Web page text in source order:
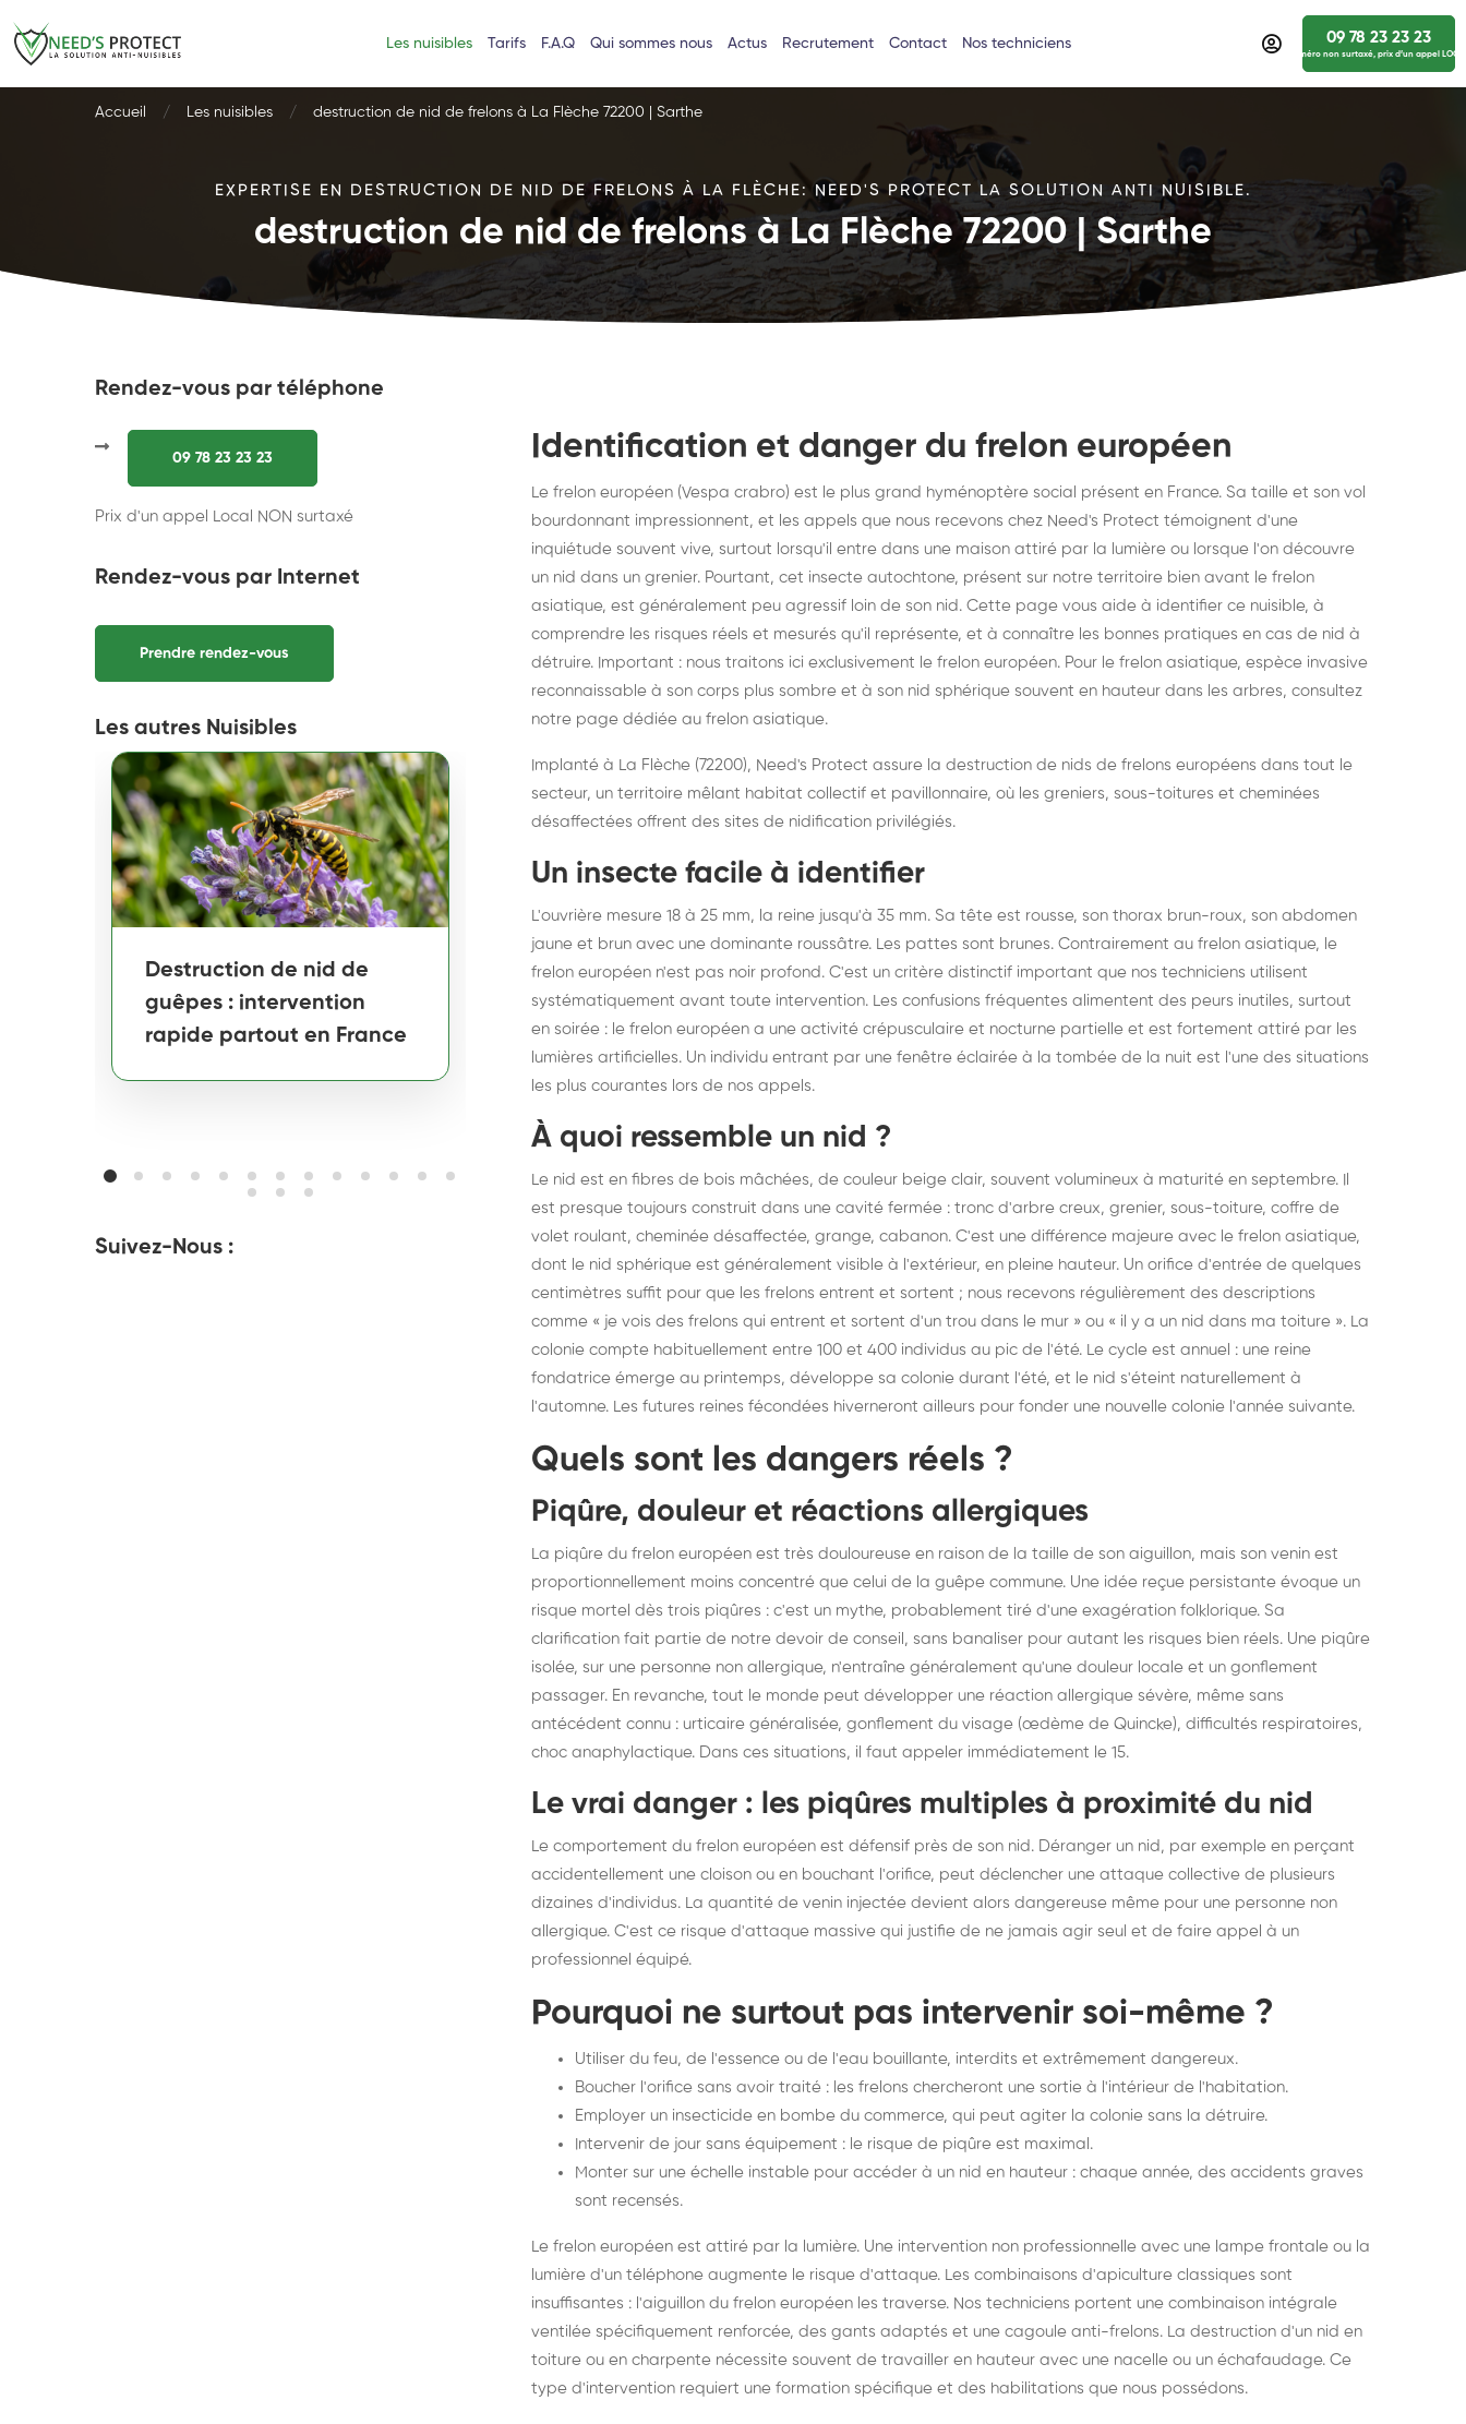
Les nuisibles Tarifs F.A.Q Qui sommes nous Actus Recrutement Contact Nos techniciens 09 78 23 23 23
numéro non surtaxé, prix d’un appel
Accueil Les nuisibles destruction de nid de frelons à La Flèche 72200 | Sarthe
EXPERTISE EN DESTRUCTION DE NID DE FRELONS À LA FLÈCHE: NEED'S PROTECT LA SOLUTION ANTI NUISIBLE.
destruction de nid de frelons à La Flèche 72200 | Sarthe
Rendez-vous par téléphone
09 78 23 23 23
Prix d'un appel Local NON surtaxé
Rendez-vous par Internet
Prendre rendez-vous
Les autres Nuisibles
Destruction de nid de
guêpes : intervention
rapide partout en France
Destruction de nid de
frelons : intervention
rapide partout en France
Destruction de nid de
frelons asiatiques :
intervention partout en
France
Suivez-Nous :
Identification et danger du frelon européen
Le frelon européen (Vespa crabro) est le plus grand hyménoptère social présent en France. Sa taille et son vol
bourdonnant impressionnent, et les appels que nous recevons chez Need's Protect témoignent d'une
inquiétude souvent vive, surtout lorsqu'il entre dans une maison attiré par la lumière ou lorsque l'on découvre
un nid dans un grenier. Pourtant, cet insecte autochtone, présent sur notre territoire bien avant le frelon
asiatique, est généralement peu agressif loin de son nid. Cette page vous aide à identifier ce nuisible, à
comprendre les risques réels et mesurés qu'il représente, et à connaître les bonnes pratiques en cas de nid à
détruire. Important : nous traitons ici exclusivement le frelon européen. Pour le frelon asiatique, espèce invasive
reconnaissable à son corps plus sombre et à son nid sphérique souvent en hauteur dans les arbres, consultez
notre page dédiée au frelon asiatique.
Implanté à La Flèche (72200), Need's Protect assure la destruction de nids de frelons européens dans tout le
secteur, un territoire mêlant habitat collectif et pavillonnaire, où les greniers, sous-toitures et cheminées
désaffectées offrent des sites de nidification privilégiés.
Un insecte facile à identifier
L'ouvrière mesure 18 à 25 mm, la reine jusqu'à 35 mm. Sa tête est rousse, son thorax brun-roux, son abdomen
jaune et brun avec une dominante roussâtre. Les pattes sont brunes. Contrairement au frelon asiatique, le
frelon européen n'est pas noir profond. C'est un critère distinctif important que nos techniciens utilisent
systématiquement avant toute intervention. Les confusions fréquentes alimentent des peurs inutiles, surtout
en soirée : le frelon européen a une activité crépusculaire et nocturne partielle et est fortement attiré par les
lumières artificielles. Un individu entrant par une fenêtre éclairée à la tombée de la nuit est l'une des situations
les plus courantes lors de nos appels.
À quoi ressemble un nid ?
Le nid est en fibres de bois mâchées, de couleur beige clair, souvent volumineux à maturité en septembre. Il
est presque toujours construit dans une cavité fermée : tronc d'arbre creux, grenier, sous-toiture, coffre de
volet roulant, cheminée désaffectée, grange, cabanon. C'est une différence majeure avec le frelon asiatique,
dont le nid sphérique est généralement visible à l'extérieur, en pleine hauteur. Un orifice d'entrée de quelques
centimètres suffit pour que les frelons entrent et sortent ; nous recevons régulièrement des descriptions
comme « je vois des frelons qui entrent et sortent d'un trou dans le mur » ou « il y a un nid dans ma toiture ». La
colonie compte habituellement entre 100 et 400 individus au pic de l'été. Le cycle est annuel : une reine
fondatrice émerge au printemps, développe sa colonie durant l'été, et le nid s'éteint naturellement à
l'automne. Les futures reines fécondées hiverneront ailleurs pour fonder une nouvelle colonie l'année suivante.
Quels sont les dangers réels ?
Piqûre, douleur et réactions allergiques
La piqûre du frelon européen est très douloureuse en raison de la taille de son aiguillon, mais son venin est
proportionnellement moins concentré que celui de la guêpe commune. Une idée reçue persistante évoque un
risque mortel dès trois piqûres : c'est un mythe, probablement tiré d'une exagération folklorique. Sa
clarification fait partie de notre devoir de conseil, sans banaliser pour autant les risques bien réels. Une piqûre
isolée, sur une personne non allergique, n'entraîne généralement qu'une douleur locale et un gonflement
passager. En revanche, tout le monde peut développer une réaction allergique sévère, même sans
antécédent connu : urticaire généralisée, gonflement du visage (œdème de Quincke), difficultés respiratoires,
choc anaphylactique. Dans ces situations, il faut appeler immédiatement le 15.
Le vrai danger : les piqûres multiples à proximité du nid
Le comportement du frelon européen est défensif près de son nid. Déranger un nid, par exemple en perçant
accidentellement une cloison ou en bouchant l'orifice, peut déclencher une attaque collective de plusieurs
dizaines d'individus. La quantité de venin injectée devient alors dangereuse même pour une personne non
allergique. C'est ce risque d'attaque massive qui justifie de ne jamais agir seul et de faire appel à un
professionnel équipé.
Pourquoi ne surtout pas intervenir soi-même ?
Utiliser du feu, de l'essence ou de l'eau bouillante, interdits et extrêmement dangereux.
Boucher l'orifice sans avoir traité : les frelons chercheront une sortie à l'intérieur de l'habitation.
Employer un insecticide en bombe du commerce, qui peut agiter la colonie sans la détruire.
Intervenir de jour sans équipement : le risque de piqûre est maximal.
Monter sur une échelle instable pour accéder à un nid en hauteur : chaque année, des accidents graves
sont recensés.
Le frelon européen est attiré par la lumière. Une intervention non professionnelle avec une lampe frontale ou la
lumière d'un téléphone augmente le risque d'attaque. Les combinaisons d'apiculture classiques sont
insuffisantes : l'aiguillon du frelon européen les traverse. Nos techniciens portent une combinaison intégrale
ventilée spécifiquement renforcée, des gants adaptés et une cagoule anti-frelons. La destruction d'un nid en
toiture ou en charpente nécessite souvent de travailler en hauteur avec une nacelle ou un échafaudage. Ce
type d'intervention requiert une formation spécifique et des habilitations que nous possédons.